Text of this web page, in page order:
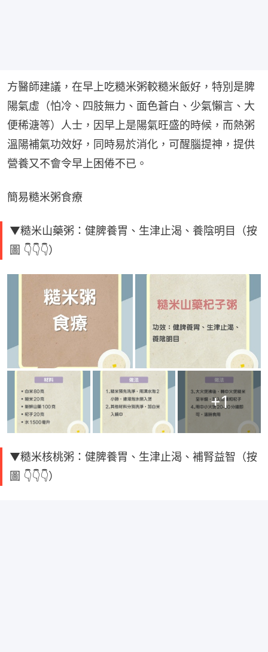
方醫師建議，在早上吃糙米粥較糙米飯好，特別是脾
陽氣虛（怕冷、四肢無力、面色蒼白、少氣懶言、大
便稀溏等）人士，因早上是陽氣旺盛的時候，而熱粥
溫陽補氣功效好，同時易於消化，可醒腦提神，提供
營養又不會令早上困倦不已。
簡易糙米粥食療
▼糙米山藥粥：健脾養胃、生津止渴、養陰明目（按
圖 👇👇👇）
+1
▼糙米核桃粥：健脾養胃、生津止渴、補腎益智（按
圖 👇👇👇）